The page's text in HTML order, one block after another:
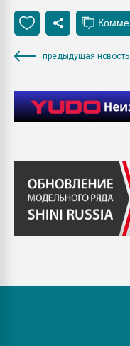
предыдущая новость